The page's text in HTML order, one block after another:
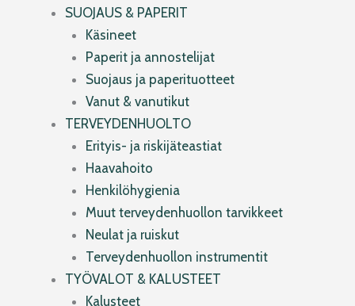
SUOJAUS & PAPERIT
Käsineet
Paperit ja annostelijat
Suojaus ja paperituotteet
Vanut & vanutikut
TERVEYDENHUOLTO
Erityis- ja riskijäteastiat
Haavahoito
Henkilöhygienia
Muut terveydenhuollon tarvikkeet
Neulat ja ruiskut
Terveydenhuollon instrumentit
TYÖVALOT & KALUSTEET
Kalusteet